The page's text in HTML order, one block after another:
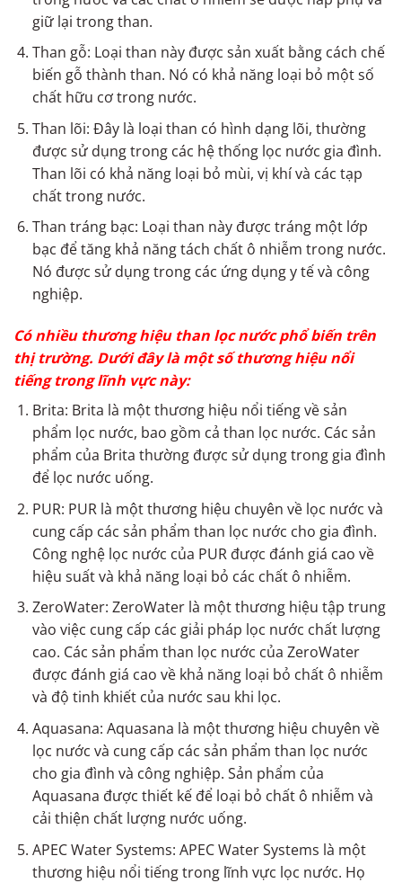
giữ lại trong than.
Than gỗ: Loại than này được sản xuất bằng cách chế
biến gỗ thành than. Nó có khả năng loại bỏ một số
chất hữu cơ trong nước.
Than lõi: Đây là loại than có hình dạng lõi, thường
được sử dụng trong các hệ thống lọc nước gia đình.
Than lõi có khả năng loại bỏ mùi, vị khí và các tạp
chất trong nước.
Than tráng bạc: Loại than này được tráng một lớp
bạc để tăng khả năng tách chất ô nhiễm trong nước.
Nó được sử dụng trong các ứng dụng y tế và công
nghiệp.
Có nhiều thương hiệu than lọc nước phổ biến trên
thị trường. Dưới đây là một số thương hiệu nổi
tiếng trong lĩnh vực này:
Brita: Brita là một thương hiệu nổi tiếng về sản
phẩm lọc nước, bao gồm cả than lọc nước. Các sản
phẩm của Brita thường được sử dụng trong gia đình
để lọc nước uống.
PUR: PUR là một thương hiệu chuyên về lọc nước và
cung cấp các sản phẩm than lọc nước cho gia đình.
Công nghệ lọc nước của PUR được đánh giá cao về
hiệu suất và khả năng loại bỏ các chất ô nhiễm.
ZeroWater: ZeroWater là một thương hiệu tập trung
vào việc cung cấp các giải pháp lọc nước chất lượng
cao. Các sản phẩm than lọc nước của ZeroWater
được đánh giá cao về khả năng loại bỏ chất ô nhiễm
và độ tinh khiết của nước sau khi lọc.
Aquasana: Aquasana là một thương hiệu chuyên về
lọc nước và cung cấp các sản phẩm than lọc nước
cho gia đình và công nghiệp. Sản phẩm của
Aquasana được thiết kế để loại bỏ chất ô nhiễm và
cải thiện chất lượng nước uống.
APEC Water Systems: APEC Water Systems là một
thương hiệu nổi tiếng trong lĩnh vực lọc nước. Họ